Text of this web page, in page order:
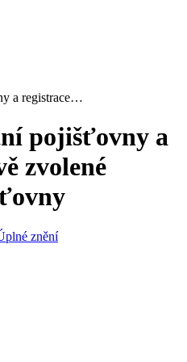
a registrace…
pojišťovny a
zvolené
znění